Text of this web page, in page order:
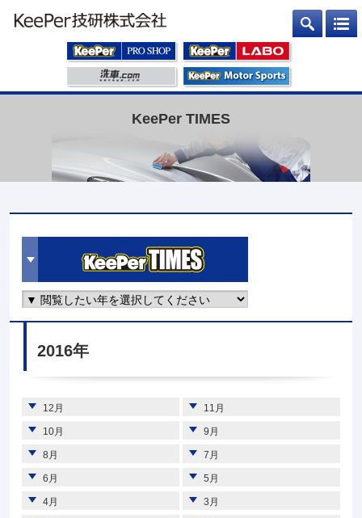
KeePer TIMES
2016年
12月 11月
10月 9月
8月 7月
6月 5月
4月 3月